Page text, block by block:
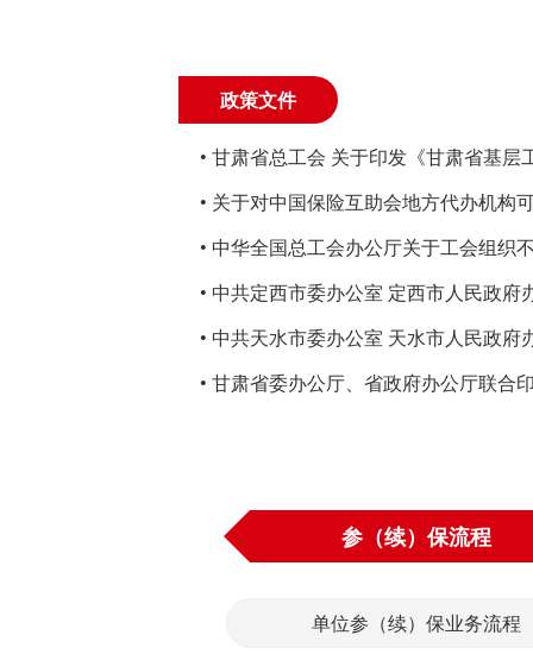
政策文件
• 甘肃省总工会 关于印发《甘肃省基层
• 关于对中国保险互助会地方代办机构
函
• 中华全国总工会办公厅关于工会组织
• 中共定西市委办公室 定西市人民政府
法》的通知
• 中共天水市委办公室 天水市人民政府
• 甘肃省委办公厅、省政府办公厅联合
参（续）保流程
单位参（续）保业务流程